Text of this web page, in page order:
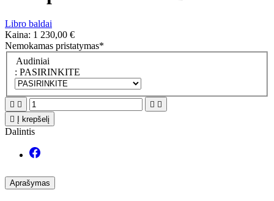
Libro baldai
Kaina: 1 230,00 €
Nemokamas pristatymas*
Audiniai
: PASIRINKITE
   

Į krepšelį
Dalintis
Aprašymas